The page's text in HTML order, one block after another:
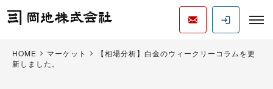
HOME マーケット
【相場分析】白金のウィークリーコラムを更
新しました。